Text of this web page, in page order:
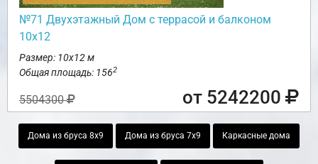
№71 Двухэтажный Дом с террасой и балконом
10х12
Размер: 10х12 м
Общая площадь: 1562
5504300 от 5242200
Дома из бруса 8х9 Дома из бруса 7х9 Каркасные дома